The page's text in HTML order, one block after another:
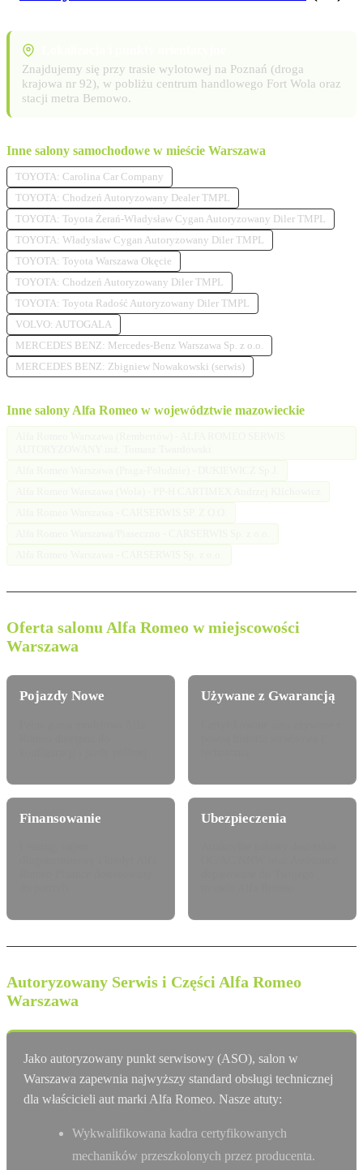
Znajdujemy się przy trasie wylotowej na Poznań (droga
krajowa nr 92), w pobliżu centrum handlowego Fort Wola oraz
stacji metra Bemowo.
Inne salony samochodowe w mieście Warszawa
TOYOTA: Carolina Car Company
TOYOTA: Chodzeń Autoryzowany Dealer TMPL
TOYOTA: Toyota Żerań-Władysław Cygan Autoryzowany Diler TMPL
TOYOTA: Władysław Cygan Autoryzowany Diler TMPL
TOYOTA: Toyota Warszawa Okęcie
TOYOTA: Chodzeń Autoryzowany Diler TMPL
TOYOTA: Toyota Radość Autoryzowany Diler TMPL
VOLVO: AUTOGALA
MERCEDES BENZ: Mercedes-Benz Warszawa Sp. z o.o.
MERCEDES BENZ: Zbigniew Nowakowski (serwis)
Inne salony Alfa Romeo w województwie mazowieckie
Oferta salonu Alfa Romeo w miejscowości
Warszawa
Pojazdy Nowe Używane z Gwarancją
Finansowanie Ubezpieczenia
Autoryzowany Serwis i Części Alfa Romeo
Warszawa
Jako autoryzowany punkt serwisowy (ASO), salon w
Warszawa zapewnia najwyższy standard obsługi technicznej
dla właścicieli aut marki Alfa Romeo. Nasze atuty:
Wykwalifikowana kadra certyfikowanych
mechaników przeszkolonych przez producenta.